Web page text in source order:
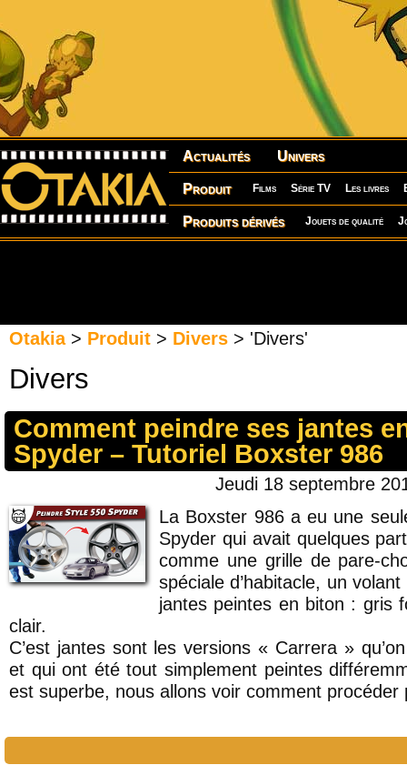
Actualités Univers
Produit Films Série TV Les livres
Produits dérivés Jouets de qualité
Otakia> Produit > Divers > 'Divers'
Divers
Comment peindre ses jantes
Spyder – Tutoriel Boxster 986
Jeudi 18 septembre
La Boxster 986 a eu une
Spyder qui avait quelques
comme une grille de pare-
spéciale d’habitacle, un
jantes peintes en biton : gris
clair.
C’est jantes sont les versions « Carrera »
et qui ont été tout simplement peintes
est superbe, nous allons voir comment procéder